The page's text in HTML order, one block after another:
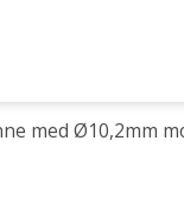
med Ø10,2mm